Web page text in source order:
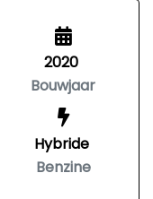
2020
Bouwjaar
Hybride
Benzine